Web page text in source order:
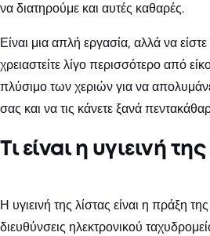
να διατηρούμε και αυτές καθαρές.
Είναι μια απλή εργασία, αλλά να
χρειαστείτε λίγο περισσότερο από
πλύσιμο των χεριών για να
σας και να τις κάνετε ξανά
Τι είναι η υγιεινή
Η υγιεινή της λίστας είναι η πράξη
διευθύνσεις ηλεκτρονικού